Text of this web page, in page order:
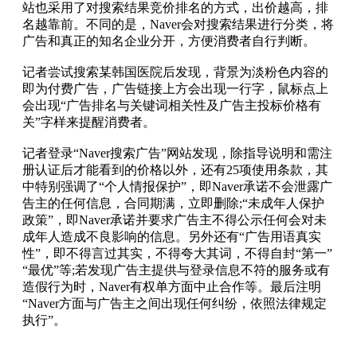
站也采用了对搜索结果竞价排名的方式，出价越高，排
名越靠前。不同的是，Naver会对搜索结果进行分类，将
广告和真正的知名企业分开，方便消费者自行判断。
记者尝试搜索某韩国医院后发现，背景为淡粉色内容的
即为付费广告，广告链接上方会出现一行字，鼠标点上
会出现“广告排名与关键词相关性及广告主投标价格有
关”字样来提醒消费者。
记者登录“Naver搜索广告”网站发现，除指导说明和需注
册认证后才能看到的价格以外，还有25项使用条款，其
中特别强调了“个人情报保护”，即Naver承诺不会泄露广
告主的任何信息，合同期满，立即删除;“未成年人保护
政策”，即Naver承诺并要求广告主不得公示任何会对未
成年人造成不良影响的信息。另外还有“广告用语真实
性”，即不得言过其实，不得夸大其词，不得自封“第一”
“最优”等;若发现广告主提供与登录信息不符的服务或有
造假行为时，Naver有权单方面中止合作等。最后注明
“Naver方面与广告主之间出现任何纠纷，依照法律规定
执行”。